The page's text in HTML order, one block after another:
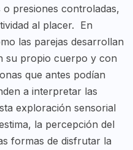
o presiones controladas,
al placer. En
las parejas desarrollan
su propio cuerpo y con
que antes podían
a interpretar las
exploración sensorial
la percepción del
formas de disfrutar la